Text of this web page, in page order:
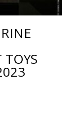
TOYS